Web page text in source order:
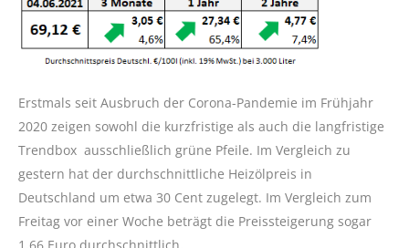
Erstmals seit Ausbruch der Corona-Pandemie im Frühjahr
2020 zeigen sowohl die kurzfristige als auch die langfristige
Trendbox ausschließlich grüne Pfeile. Im Vergleich zu
gestern hat der durchschnittliche Heizölpreis in
Deutschland um etwa 30 Cent zugelegt. Im Vergleich zum
Freitag vor einer Woche beträgt die Preissteigerung sogar